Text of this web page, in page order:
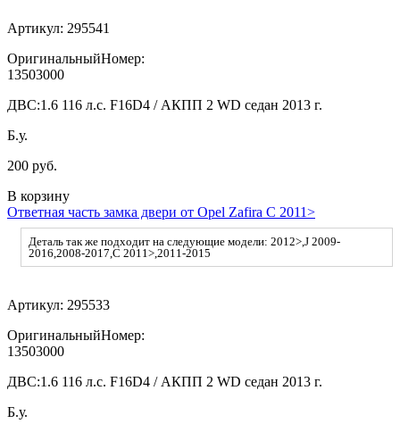
Артикул: 295541
ОригинальныйНомер:
13503000
ДВС:1.6 116 л.с. F16D4 / АКПП 2 WD седан 2013 г.
Б.у.
200 руб.
В корзину
Ответная часть замка двери от Opel Zafira C 2011>
Деталь так же подходит на следующие модели: 2012>,J 2009-
2016,2008-2017,C 2011>,2011-2015
Артикул: 295533
ОригинальныйНомер:
13503000
ДВС:1.6 116 л.с. F16D4 / АКПП 2 WD седан 2013 г.
Б.у.